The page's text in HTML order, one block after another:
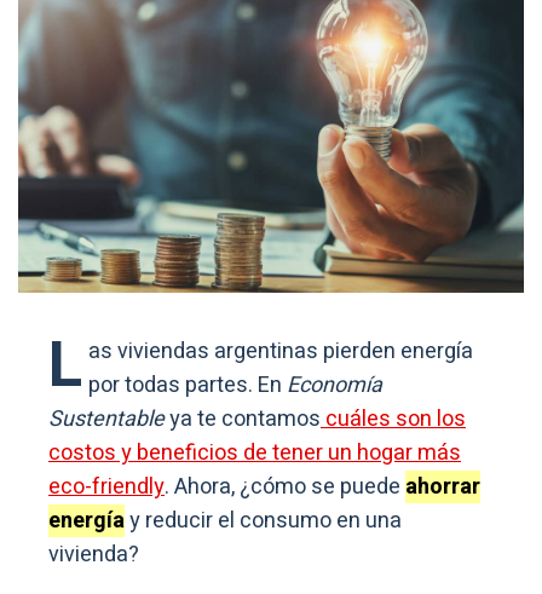
L as viviendas argentinas pierden energía
por todas partes. En Economía
Sustentableya te contamoscuáles son los
costos y beneficios de tener un hogar más
eco-friendly. Ahora, ¿cómo se puede ahorrar
energíay reducir el consumo en una
vivienda?